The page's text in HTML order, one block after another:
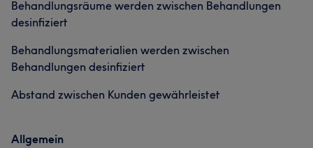
Behandlungsräume werden zwischen Behandlungen
desinfiziert
Behandlungsmaterialien werden zwischen
Behandlungen desinfiziert
Abstand zwischen Kunden gewährleistet
Allgemein